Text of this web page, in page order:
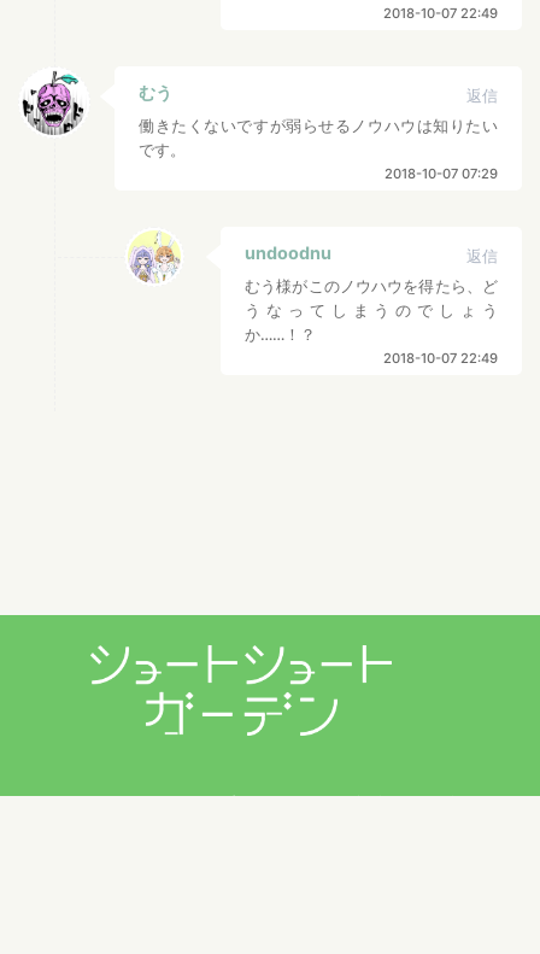
2018-10-07 22:49
むう
返信
働きたくないですが弱らせるノウハウは知りたい
です。
2018-10-07 07:29
undoodnu
返信
むう様がこのノウハウを得たら、ど
うなってしまうのでしょう
か……！？
2018-10-07 22:49
プライバシーポリシー 利用規約 お問い合わせ